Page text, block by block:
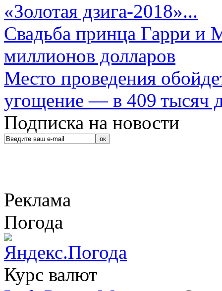
«Золотая дзига-2018»...
Свадьба принца Гарри и
миллионов долларов
Место проведения
угощение — в 409 тысяч
Подписка на новости
Реклама
Погода
Курс валют